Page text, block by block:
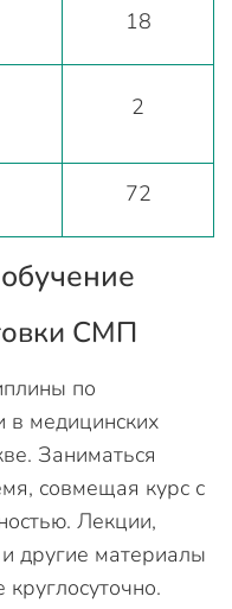
18
2
72
СМП
по
в медицинских
Заниматься
совмещая курс с
Лекции,
другие материалы